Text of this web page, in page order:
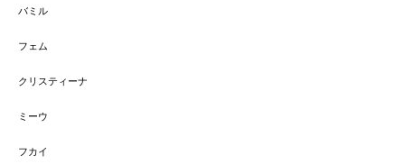
バミル
フェム
クリスティーナ
ミーウ
フカイ